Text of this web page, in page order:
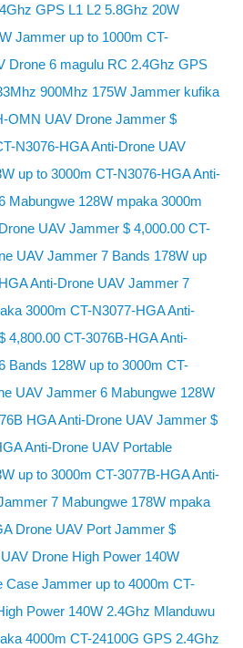
GPS L1 L2 5.8Ghz 20W
Jammer up to 1000m CT-
Drone 6 magulu RC 2.4Ghz GPS
900Mhz 175W Jammer kufika
OMN UAV Drone Jammer $
N3076-HGA Anti-Drone UAV
up to 3000m CT-N3076-HGA ​​Anti-
Mabungwe 128W mpaka 3000m
UAV Jammer $ 4,000.00 CT-
UAV Jammer 7 Bands 178W up
Anti-Drone UAV Jammer 7
3000m CT-N3077-HGA Anti-
4,800.00 CT-3076B-HGA Anti-
Bands 128W up to 3000m CT-
UAV Jammer 6 Mabungwe 128W
HGA Anti-Drone UAV Jammer $
Anti-Drone UAV Portable
up to 3000m CT-3077B-HGA Anti-
7 Mabungwe 178W mpaka
Drone UAV Port Jammer $
Drone High Power 140W
Case Jammer up to 4000m CT-
Power 140W 2.4Ghz Mlanduwu
4000m CT-24100G GPS 2.4Ghz